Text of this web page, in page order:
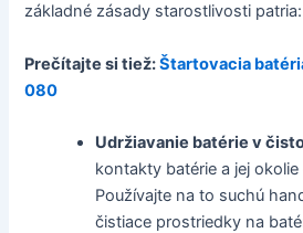
základné zásady starostlivosti patria:
Prečítajte si tiež:Štartovacia
080
Udržiavanie batérie v
kontakty batérie a jej
Používajte na to suchú
čistiace prostriedky na